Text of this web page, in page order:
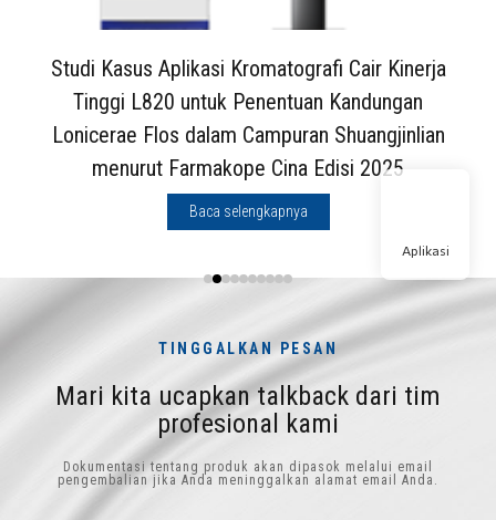
Studi Kasus Aplikasi Kromatografi Cair Kinerja
Tinggi L820 untuk Penentuan Kandungan
Lonicerae Flos dalam Campuran Shuangjinlian
menurut Farmakope Cina Edisi 2025
Baca selengkapnya
TINGGALKAN PESAN
Mari kita ucapkan talkback dari tim
profesional kami
Dokumentasi tentang produk akan dipasok melalui email
pengembalian jika Anda meninggalkan alamat email Anda.
Aplikasi